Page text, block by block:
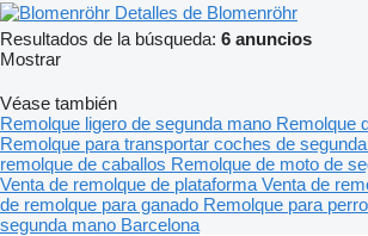
Detalles de Blomenröhr
Resultados de la búsqueda: 6 anuncios
Mostrar
Véase también
Remolque ligero de segunda mano Remolque
Remolque para transportar coches de
remolque de caballos Remolque de moto de
Venta de remolque de plataforma Venta de
de remolque para ganado Remolque para
segunda mano Barcelona